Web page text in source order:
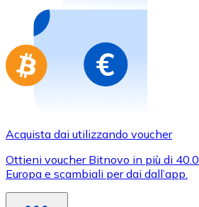
Acquista gift card dei tuoi
Vai al negozio di carte regalo
Acquista dai utilizzando voucher
Ottieni voucher Bitnovo in più di
Europa e scambiali per dai dall’app.